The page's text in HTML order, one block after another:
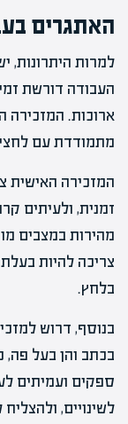
האתגרים
למרות היתרונות,
העבודה דורשת
ארוכות. המזכירה
מתמודדת עם
המזכירה האישית
זמנית, ולעיתים
מהירות במצבים
צריכה להיות
בלחץ.
בנוסף, דרוש
בכתב והן בעל פה,
ספקים ועמיתים
לשינויים,